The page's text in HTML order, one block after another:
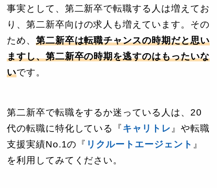
事実として、第二新卒で転職する人は増えてお
り、第二新卒向けの求人も増えています。その
ため、 第二新卒は転職チャンスの時期だと思い
ますし、第二新卒の時期を逃すのはもったいな
いです。
第二新卒で転職をするか迷っている人は、20
代の転職に特化している『キャリトレ 』や転職
支援実績No.1の『 リクルートエージェント 』
を利用してみてください。